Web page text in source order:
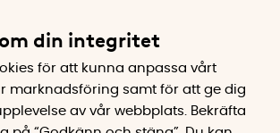
din integritet
för att kunna anpassa vårt
marknadsföring samt för att ge dig
av vår webbplats.
Bekräfta